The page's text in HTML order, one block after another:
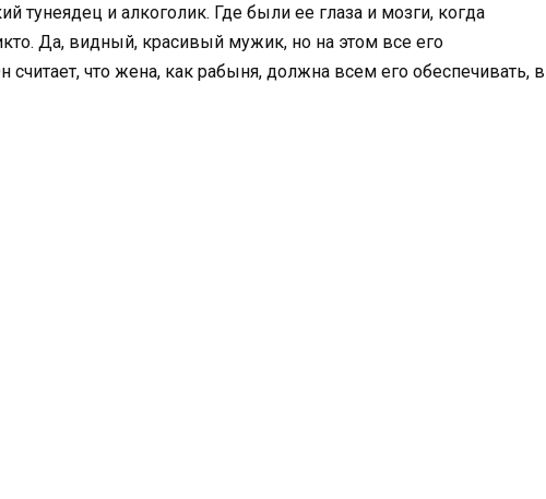
тунеядец и алкоголик. Где были ее глаза и мозги, когда
Да, видный, красивый мужик, но на этом все его
считает, что жена, как рабыня, должна всем его обеспечивать, в